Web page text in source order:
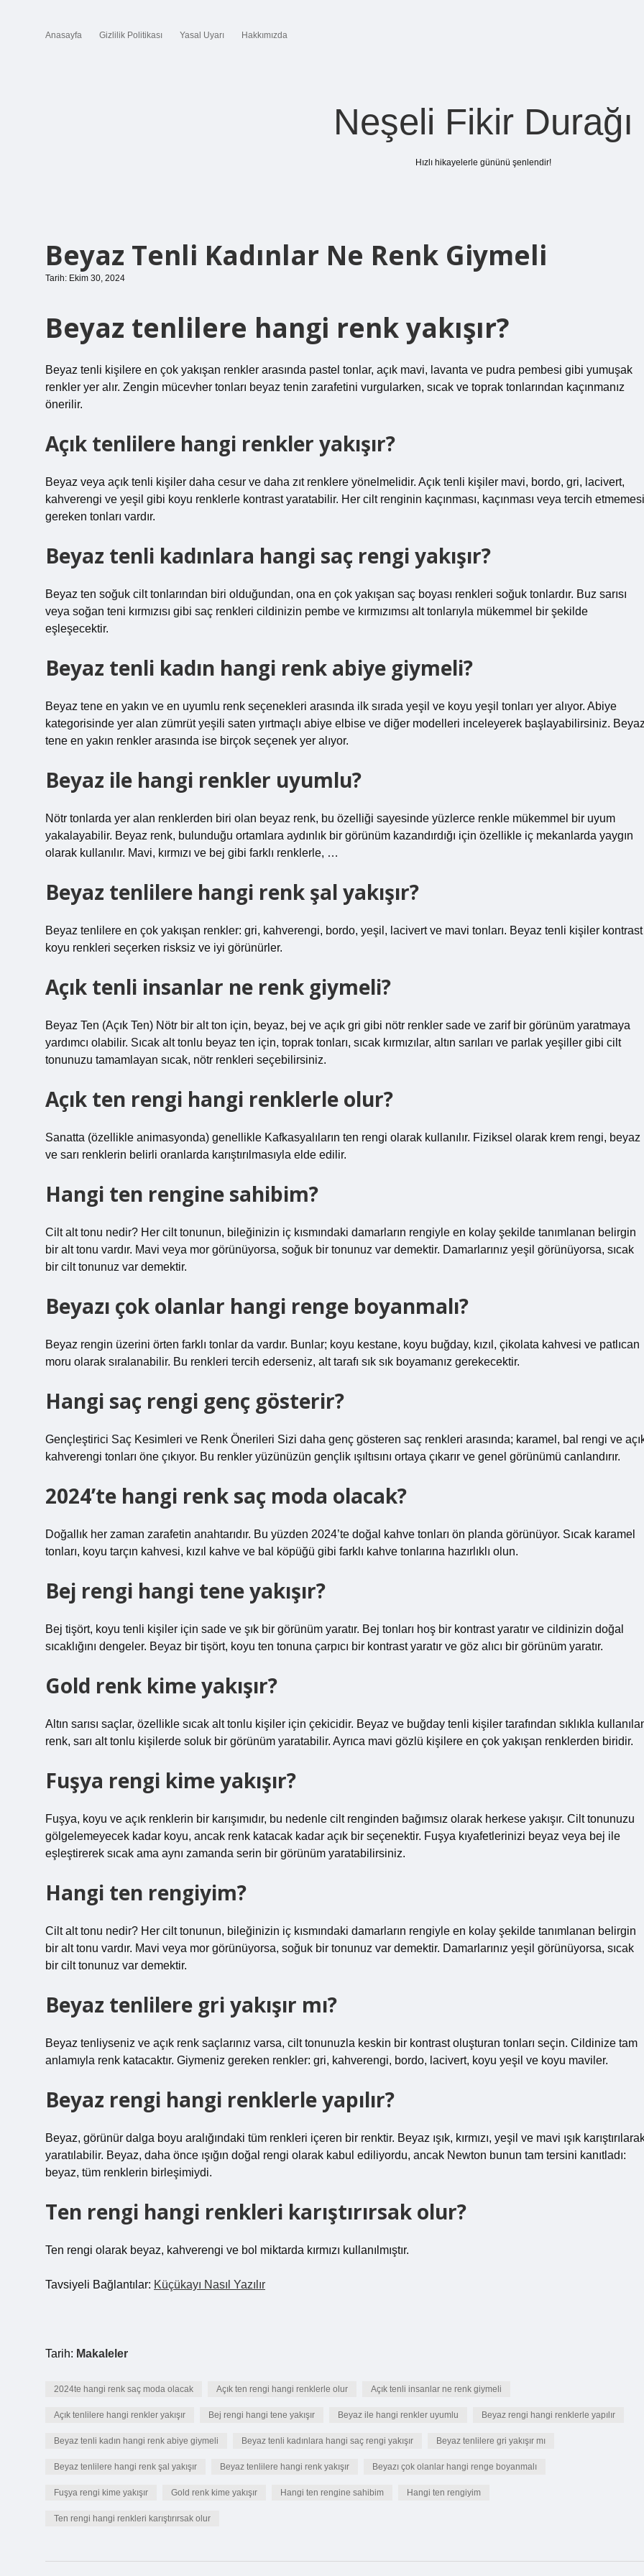
Anasayfa Gizlilik Politikası Yasal Uyarı Hakkımızda
Neşeli Fikir Durağı
Hızlı hikayelerle gününü şenlendir!
Beyaz Tenli Kadınlar Ne Renk Giymeli
Tarih: Ekim 30, 2024
Beyaz tenlilere hangi renk yakışır?
Beyaz tenli kişilere en çok yakışan renkler arasında pastel tonlar, açık mavi, lavanta ve pudra pembesi gibi yumuşak
renkler yer alır. Zengin mücevher tonları beyaz tenin zarafetini vurgularken, sıcak ve toprak tonlarından kaçınmanız
önerilir.
Açık tenlilere hangi renkler yakışır?
Beyaz veya açık tenli kişiler daha cesur ve daha zıt renklere yönelmelidir. Açık tenli kişiler mavi, bordo, gri, lacivert,
kahverengi ve yeşil gibi koyu renklerle kontrast yaratabilir. Her cilt renginin kaçınması, kaçınması veya tercih etmemesi
gereken tonları vardır.
Beyaz tenli kadınlara hangi saç rengi yakışır?
Beyaz ten soğuk cilt tonlarından biri olduğundan, ona en çok yakışan saç boyası renkleri soğuk tonlardır. Buz sarısı
veya soğan teni kırmızısı gibi saç renkleri cildinizin pembe ve kırmızımsı alt tonlarıyla mükemmel bir şekilde
eşleşecektir.
Beyaz tenli kadın hangi renk abiye giymeli?
Beyaz tene en yakın ve en uyumlu renk seçenekleri arasında ilk sırada yeşil ve koyu yeşil tonları yer alıyor. Abiye
kategorisinde yer alan zümrüt yeşili saten yırtmaçlı abiye elbise ve diğer modelleri inceleyerek başlayabilirsiniz.
tene en yakın renkler arasında ise birçok seçenek yer alıyor.
Beyaz ile hangi renkler uyumlu?
Nötr tonlarda yer alan renklerden biri olan beyaz renk, bu özelliği sayesinde yüzlerce renkle mükemmel bir uyum
yakalayabilir. Beyaz renk, bulunduğu ortamlara aydınlık bir görünüm kazandırdığı için özellikle iç mekanlarda yaygın
olarak kullanılır. Mavi, kırmızı ve bej gibi farklı renklerle, …
Beyaz tenlilere hangi renk şal yakışır?
Beyaz tenlilere en çok yakışan renkler: gri, kahverengi, bordo, yeşil, lacivert ve mavi tonları. Beyaz tenli kişiler kontrast
koyu renkleri seçerken risksiz ve iyi görünürler.
Açık tenli insanlar ne renk giymeli?
Beyaz Ten (Açık Ten) Nötr bir alt ton için, beyaz, bej ve açık gri gibi nötr renkler sade ve zarif bir görünüm yaratmaya
yardımcı olabilir. Sıcak alt tonlu beyaz ten için, toprak tonları, sıcak kırmızılar, altın sarıları ve parlak yeşiller gibi cilt
tonunuzu tamamlayan sıcak, nötr renkleri seçebilirsiniz.
Açık ten rengi hangi renklerle olur?
Sanatta (özellikle animasyonda) genellikle Kafkasyalıların ten rengi olarak kullanılır. Fiziksel olarak krem ​​rengi, beyaz
ve sarı renklerin belirli oranlarda karıştırılmasıyla elde edilir.
Hangi ten rengine sahibim?
Cilt alt tonu nedir? Her cilt tonunun, bileğinizin iç kısmındaki damarların rengiyle en kolay şekilde tanımlanan belirgin
bir alt tonu vardır. Mavi veya mor görünüyorsa, soğuk bir tonunuz var demektir. Damarlarınız yeşil görünüyorsa, sıcak
bir cilt tonunuz var demektir.
Beyazı çok olanlar hangi renge boyanmalı?
Beyaz rengin üzerini örten farklı tonlar da vardır. Bunlar; koyu kestane, koyu buğday, kızıl, çikolata kahvesi ve patlıcan
moru olarak sıralanabilir. Bu renkleri tercih ederseniz, alt tarafı sık sık boyamanız gerekecektir.
Hangi saç rengi genç gösterir?
Gençleştirici Saç Kesimleri ve Renk Önerileri Sizi daha genç gösteren saç renkleri arasında; karamel, bal rengi ve
kahverengi tonları öne çıkıyor. Bu renkler yüzünüzün gençlik ışıltısını ortaya çıkarır ve genel görünümü canlandırır.
2024’te hangi renk saç moda olacak?
Doğallık her zaman zarafetin anahtarıdır. Bu yüzden 2024’te doğal kahve tonları ön planda görünüyor. Sıcak karamel
tonları, koyu tarçın kahvesi, kızıl kahve ve bal köpüğü gibi farklı kahve tonlarına hazırlıklı olun.
Bej rengi hangi tene yakışır?
Bej tişört, koyu tenli kişiler için sade ve şık bir görünüm yaratır. Bej tonları hoş bir kontrast yaratır ve cildinizin doğal
sıcaklığını dengeler. Beyaz bir tişört, koyu ten tonuna çarpıcı bir kontrast yaratır ve göz alıcı bir görünüm yaratır.
Gold renk kime yakışır?
Altın sarısı saçlar, özellikle sıcak alt tonlu kişiler için çekicidir. Beyaz ve buğday tenli kişiler tarafından sıklıkla
renk, sarı alt tonlu kişilerde soluk bir görünüm yaratabilir. Ayrıca mavi gözlü kişilere en çok yakışan renklerden biridir.
Fuşya rengi kime yakışır?
Fuşya, koyu ve açık renklerin bir karışımıdır, bu nedenle cilt renginden bağımsız olarak herkese yakışır. Cilt tonunuzu
gölgelemeyecek kadar koyu, ancak renk katacak kadar açık bir seçenektir. Fuşya kıyafetlerinizi beyaz veya bej ile
eşleştirerek sıcak ama aynı zamanda serin bir görünüm yaratabilirsiniz.
Hangi ten rengiyim?
Cilt alt tonu nedir? Her cilt tonunun, bileğinizin iç kısmındaki damarların rengiyle en kolay şekilde tanımlanan belirgin
bir alt tonu vardır. Mavi veya mor görünüyorsa, soğuk bir tonunuz var demektir. Damarlarınız yeşil görünüyorsa, sıcak
bir cilt tonunuz var demektir.
Beyaz tenlilere gri yakışır mı?
Beyaz tenliyseniz ve açık renk saçlarınız varsa, cilt tonunuzla keskin bir kontrast oluşturan tonları seçin. Cildinize tam
anlamıyla renk katacaktır. Giymeniz gereken renkler: gri, kahverengi, bordo, lacivert, koyu yeşil ve koyu maviler.
Beyaz rengi hangi renklerle yapılır?
Beyaz, görünür dalga boyu aralığındaki tüm renkleri içeren bir renktir. Beyaz ışık, kırmızı, yeşil ve mavi ışık
yaratılabilir. Beyaz, daha önce ışığın doğal rengi olarak kabul ediliyordu, ancak Newton bunun tam tersini kanıtladı:
beyaz, tüm renklerin birleşimiydi.
Ten rengi hangi renkleri karıştırırsak olur?
Ten rengi olarak beyaz, kahverengi ve bol miktarda kırmızı kullanılmıştır.
Tavsiyeli Bağlantılar: Küçükayı Nasıl Yazılır
Tarih: Makaleler
2024te hangi renk saç moda olacak Açık ten rengi hangi renklerle olur Açık tenli insanlar ne renk giymeli
Açık tenlilere hangi renkler yakışır Bej rengi hangi tene yakışır Beyaz ile hangi renkler uyumlu Beyaz rengi hangi renklerle yapılır
Beyaz tenli kadın hangi renk abiye giymeli Beyaz tenli kadınlara hangi saç rengi yakışır Beyaz tenlilere gri yakışır mı
Beyaz tenlilere hangi renk şal yakışır Beyaz tenlilere hangi renk yakışır Beyazı çok olanlar hangi renge boyanmalı
Fuşya rengi kime yakışır Gold renk kime yakışır Hangi ten rengine sahibim Hangi ten rengiyim
Ten rengi hangi renkleri karıştırırsak olur